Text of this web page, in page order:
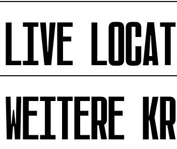
LIVE
WEITERE